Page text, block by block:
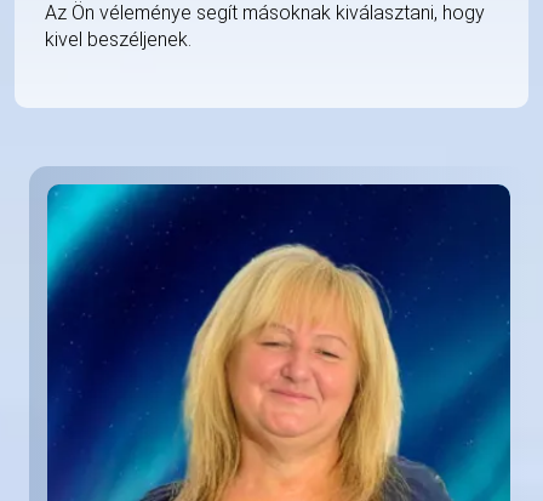
Az Ön véleménye segít másoknak kiválasztani, hogy
kivel beszéljenek.